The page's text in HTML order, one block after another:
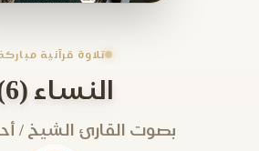
تلاوة قرآنية
النساء (6)
بصوت القارئ الشيخ /